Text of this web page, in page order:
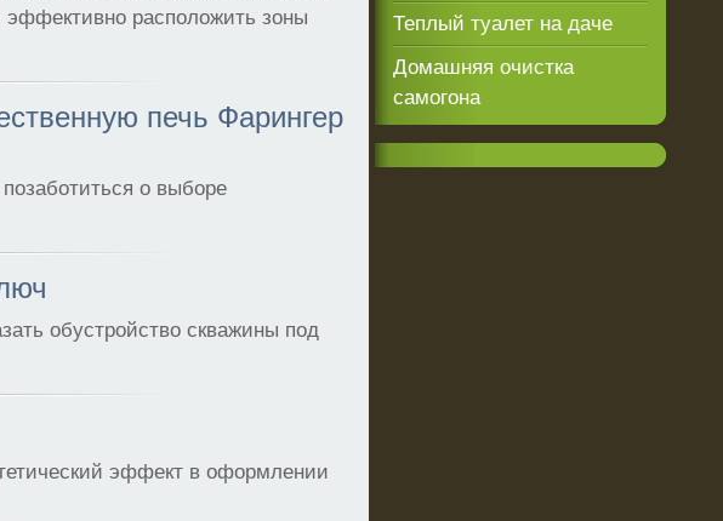
эффективно расположить зоны
печь Фарингер
о выборе
обустройство скважины под
эффект в оформлении
Теплый туалет на даче
Домашняя очистка
самогона